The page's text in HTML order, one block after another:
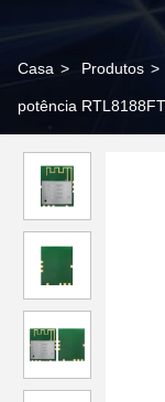
Casa > Produtos >
potência